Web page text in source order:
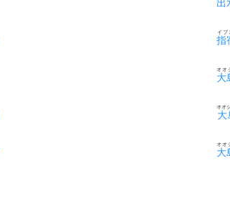
出
指
イブ
大
オオ
オオ
大
オオ